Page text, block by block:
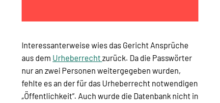
Interessanterweise wies das Gericht Ansprüche
aus dem Urheberrecht zurück. Da die Passwörter
nur an zwei Personen weitergegeben wurden,
fehlte es an der für das Urheberrecht notwendigen
„Öffentlichkeit“. Auch wurde die Datenbank nicht in